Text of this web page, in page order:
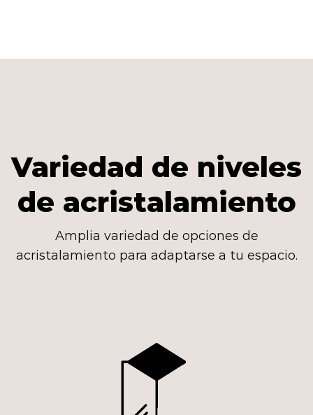
Variedad de niveles
de acristalamiento
Amplia variedad de opciones de
acristalamiento para adaptarse a tu espacio.